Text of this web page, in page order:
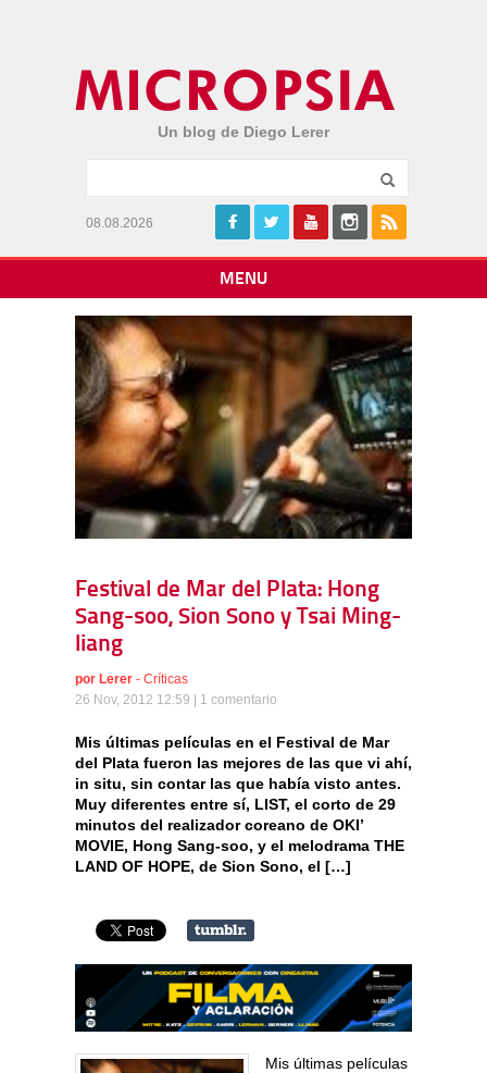
Un blog de Diego Lerer
08.08.2026
MENU
Festival de Mar del Plata: Hong
Sang-soo, Sion Sono y Tsai Ming-
liang
por Lerer - Críticas
26 Nov, 2012 12:59 | 1 comentario
Mis últimas películas en el Festival de Mar
del Plata fueron las mejores de las que vi ahí,
in situ, sin contar las que había visto antes.
Muy diferentes entre sí, LIST, el corto de 29
minutos del realizador coreano de OKI’
MOVIE, Hong Sang-soo, y el melodrama THE
LAND OF HOPE, de Sion Sono, el […]
Mis últimas películas